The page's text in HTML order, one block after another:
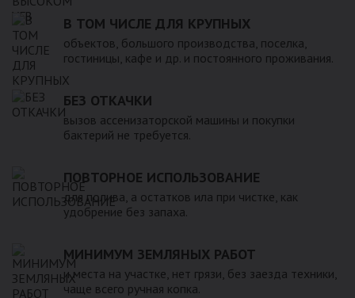
В ТОМ ЧИСЛЕ ДЛЯ КРУПНЫХ
объектов, большого производства, поселка,
гостиницы, кафе и др. и постоянного проживания.
БЕЗ ОТКАЧКИ
вызов ассенизаторской машины и покупки
бактерий не требуется.
ПОВТОРНОЕ ИСПОЛЬЗОВАНИЕ
для полива, а остатков ила при чистке, как
удобрение без запаха.
МИНИМУМ ЗЕМЛЯНЫХ РАБОТ
и места на участке, нет грязи, без заезда техники,
чаще всего ручная копка.